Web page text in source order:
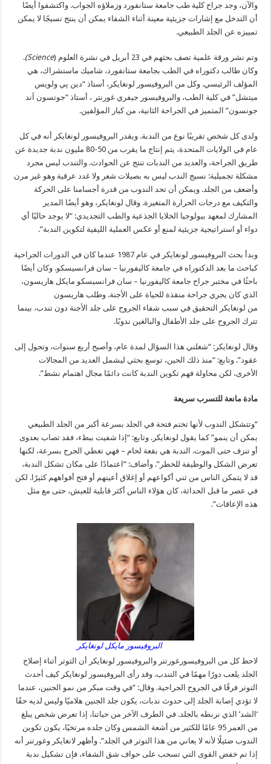
والآن، وجد جراح كلية طب جامعة ستانفورد وزملاؤه الجواب. واكتشفوا أيضًا
أن التدخل مع إشارات جزيئية معينة أثناء الشفاء يمكن أن ينتج نسيجًا لا يمكن
تمييزه عن الجلد الطبيعي.
وتم نشر ورقة علمية تصف بحثهم في 23 أبريل في نشرة العلوم ( Science)
.
وكان طالب دكتوراه في الطب بجامعة ستانفورد، شاميك ماستشراك، هي
المؤلف الرئيسي. وكل من البروفيسور لونغايكر، أستاذ “دين پي ولويس
ميتشل” في كلية الطب، والبروفيسور جيفري غورنتر ، أستاذ “جونسون آند
جونسون” المتميز في الجراحة الثانية، من كبار المؤلفين.
ولدى كل شخص تقريبًا نوع من الندبة. ويقدر البروفيسور لونغايكر أنه في كل
عام في الولايات المتحدة، يتم إنتاج ما يقرب من 50-80 مليون ندبة جديدة عن
طريق الجراحة، والعديد من الندبات تنتج عن الحوادث. والتندب ليس مجرد
مشكلة تجميلية: نسيج الندب ليس به بصيلات شعر ولا غدد عرقية وهو غير مرن
وأضعف من الجلد. ويمكن أن تحد الندوب من قدرة أجسامنا على الحركة
والتكيف مع درجات الحرارة المتغيرة. وقال لونغايكر، وهو أيضًا المدير
المشارك لمعهد بيولوجيا الخلايا الجذعية والطب التجديدي: “لا يوجد حاليًا أي
دواء أو استراتيجية جزيئية لمنع أو عكس العملية الليفية لتكوين الندبة”.
وبدأ بحث البروفيسور لونغايكر في عام 1987 عندما كان في الدورات الجراحية
كباحث ما بعد الدكتوراه في جامعة كاليفورنيا – سان فرانسيسكو. وكان أيضًا
باحثًا في مختبر جراح جامعة كاليفورنيا – سان فرانسيسكو مايكل هاريسون،
الذي كان يجري جراحة منقذة للحياة على الأجنة. وطلب هاريسون
من لونغايكر التحقيق في سبب شفاء الجروح على جلد الأجنة دون تندب، بينما
تترك الجروح على جلد الأطفال والبالغين ندوبًا.
وقال لونغايكر: “شغلني هذا السؤال لمدة عام، وأصبح أربع سنوات، وتحول إلى
عقود”. وتابع: “منذ ذلك الحين، توسع بحثي ليشمل العديد من المجالات
الأخرى، لكن محاولة فهم تكوين الندبة كانت دائمًا مجال اهتمام نشط”.
مادة مانعة للتسرب سريعة
“وتتشكل الندوب لأنها تختم فتحة في الجلد بسرعة أكبر من الجلد الطبيعي
يمكن أن ينمو” كما يقول لونغايكر. وتابع: “إذا شفيت ببطء، فقد تصاب بعدوى
أو تنزف حتى الموت. الندبة هي بقعة لحام – فهي تغطي الجرح بسرعة، لكنها
تعرض الشكل والوظيفة للخطر”. وأضاف: “اعتمادًا على مكان تشكل الندبة،
قد لا يتمكن الناس من ثني أكواعهم أو إغلاق أعينهم أو فتح أفواههم كثيرًا. لكن
في عصر ما قبل الحداثة، كان هؤلاء الناس أكثر قابلية للعيش، حتى مع مثل
هذه الإعاقات”.
البروفيسور مايكل لونغايكر
لاحظ كل من البروفيسورغورتنر والبروفيسور لونغايكر أن التوتر أثناء إصلاح
الجلد يلعب دورًا مهمًا في التندب. وقد رأى البروفيسور لونغايكر كيف أحدث
التوتر فرقًا في الجروح الجراحية. وقال: “في وقت مبكر من نمو الجنين، عندما
لا تؤدي إصابة الجلد إلى حدوث ندبات، يكون جلد الجنين هلاميًا وليس لديه حقًا
‘الشد’ الذي نربطه بالجلد. في الطرف الآخر من حياتنا، إذا تعرض شخص يبلغ
من العمر 95 عامًا للكثير من أشعة الشمس وكان جلده مرتخيًا، يكون تكوين
الندوب ضئيلًا لأنه لا يعاني من هذا التوتر في الجلد”. وأظهر لانغايكر وغورتنر أنه
إذا تم خفض القوى التي تسحب على حواف شق الشفاء، فإن تشكيل ندبة